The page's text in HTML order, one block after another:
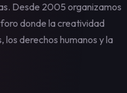
Desde 2005 organizamos
donde la creatividad
los derechos humanos y la